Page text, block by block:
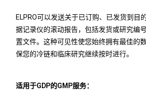
ELPRO可以发送关于已订购、已发货到目
据记录仪的滚动报告，包括发货或研究编
置文件。这种可见性使您始终拥有最佳的
保您的冷链和临床研究继续按时进行。
适用于GDP的GMP服务：